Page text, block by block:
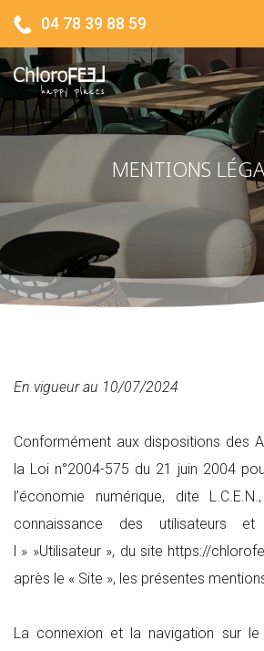
04 78 39 88 59
MENTIONS
En vigueur au 10/07/2024
Conformément aux dispositions des
la Loi n°2004-575 du 21 juin 2004
l’économie numérique, dite
connaissance des utilisateurs et
l » »Utilisateur », du site https://
après le « Site », les présentes
La connexion et la navigation sur le